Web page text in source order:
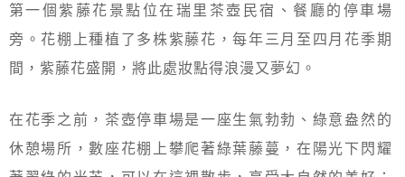
第一個紫藤花景點位在瑞里茶壺民宿、餐廳的停車場
旁。花棚上種植了多株紫藤花，每年三月至四月花季期
間，紫藤花盛開，將此處妝點得浪漫又夢幻。
在花季之前，茶壺停車場是一座生氣勃勃、綠意盎然的
休憩場所，數座花棚上攀爬著綠葉藤蔓，在陽光下閃耀